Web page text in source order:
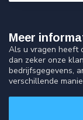
Meer
Als u vragen heeft
dan zeker onze
bedrijfsgegevens,
verschillende